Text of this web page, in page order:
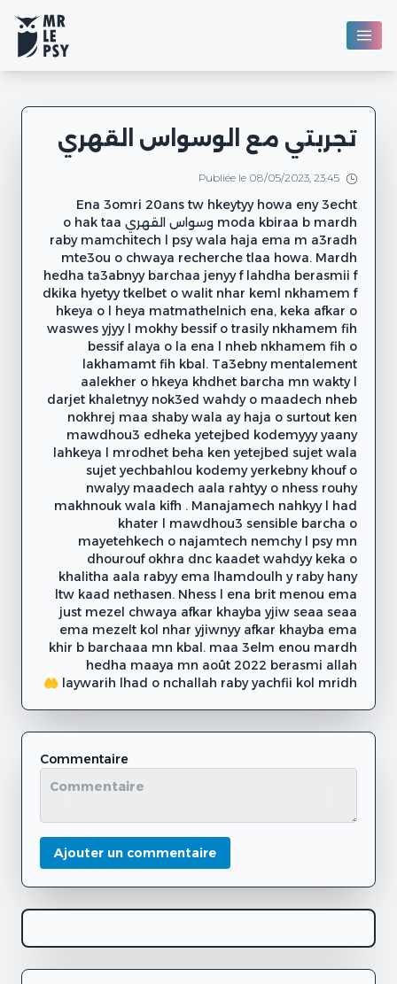
تجربتي مع الوسواس القهري
Publiée le 08/05/2023, 23:45
Ena 3omri 20ans tw hkeytyy howa eny 3echt
moda kbiraa b mardh وسواس القهري o hak taa
raby mamchitech l psy wala haja ema m a3radh
mte3ou o chwaya recherche tlaa howa. Mardh
hedha ta3abnyy barchaa jenyy f lahdha berasmii f
dkika hyetyy tkelbet o walit nhar keml nkhamem f
hkeya o l heya matmathelnich ena, keka afkar o
waswes yjyy l mokhy bessif o trasily nkhamem fih
bessif alaya o la ena l nheb nkhamem fih o
lakhamamt fih kbal. Ta3ebny mentalement
aalekher o hkeya khdhet barcha mn wakty l
darjet khaletnyy nok3ed wahdy o maadech nheb
nokhrej maa shaby wala ay haja o surtout ken
mawdhou3 edheka yetejbed kodemyyy yaany
lahkeya l mrodhet beha ken yetejbed sujet wala
sujet yechbahlou kodemy yerkebny khouf o
nwalyy maadech aala rahtyy o nhess rouhy
makhnouk wala kifh . Manajamech nahkyy l had
khater l mawdhou3 sensible barcha o
mayetehkech o najamtech nemchy l psy mn
dhourouf okhra dnc kaadet wahdyy keka o
khalitha aala rabyy ema lhamdoulh y raby hany
ltw kaad nethasen. Nhess l ena brit menou ema
just mezel chwaya afkar khayba yjiw seaa seaa
ema mezelt kol nhar yjiwnyy afkar khayba ema
khir b barchaaa mn kbal. maa 3elm enou mardh
hedha maaya mn août 2022 berasmi allah
laywarih lhad o nchallah raby yachfii kol mridh 🤲
Commentaire
Ajouter un commentaire